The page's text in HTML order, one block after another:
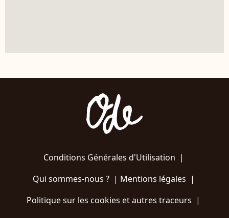
Conditions Générales d'Utilisation |
Qui sommes-nous ?| Mentions légales |
Politique sur les cookies et autres traceurs |